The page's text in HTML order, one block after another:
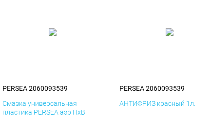
PERSEA 2060093539
Смазка универсальная
пластика PERSEA аэр ПхВ
PERSEA 2060093539
АНТИФРИЗ красный 1л.